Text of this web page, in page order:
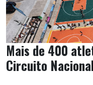
Mais de 400
Circuito